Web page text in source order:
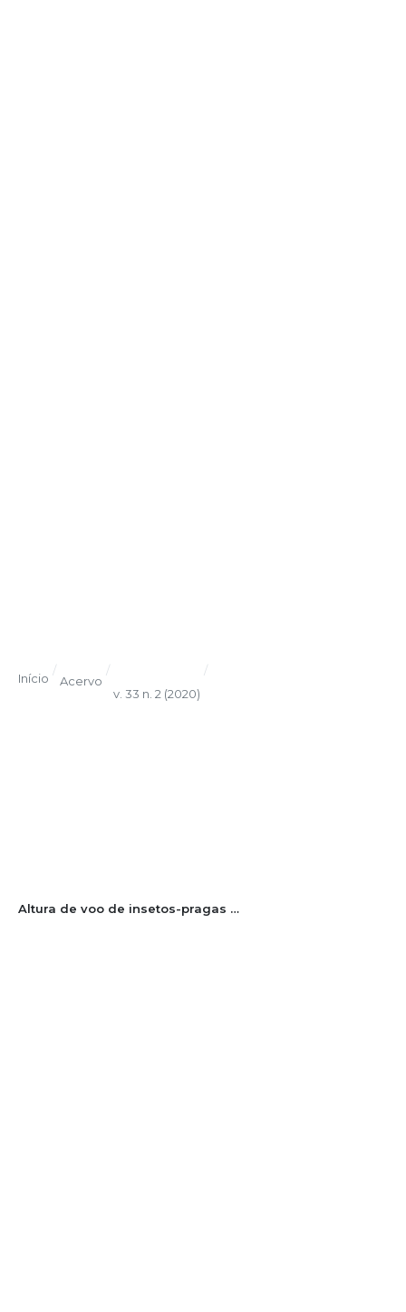
Início
/
Acervo
/
v. 33 n. 2 (2020)
/
Altura de voo de insetos-pragas do arroz irrigado